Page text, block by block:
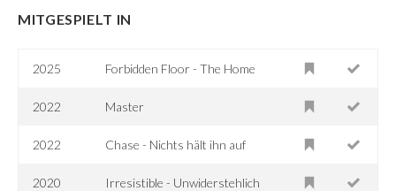
MITGESPIELT IN
2025 Forbidden Floor - The Home
2022 Master
2022 Chase - Nichts hält ihn auf
2020 Irresistible - Unwiderstehlich